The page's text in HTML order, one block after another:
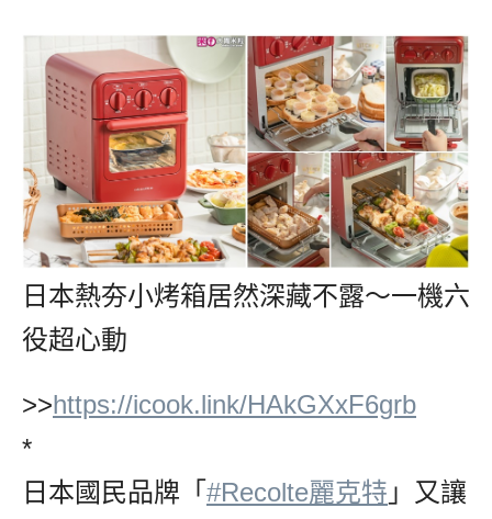
日本熱夯小烤箱居然深藏不露～一機六
役超心動
>>https://icook.link/HAkGXxF6grb
*
日本國民品牌「 #Recolte麗克特 」又讓